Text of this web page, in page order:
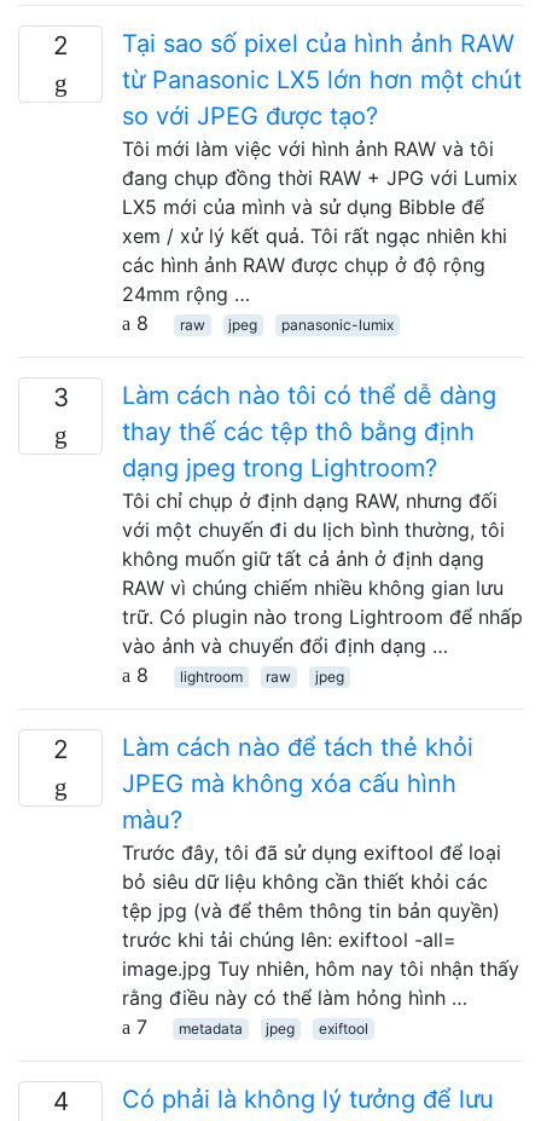
2
Tại sao số pixel của hình ảnh RAW
từ Panasonic LX5 lớn hơn một chút
so với JPEG được tạo?
Tôi mới làm việc với hình ảnh RAW và tôi
đang chụp đồng thời RAW + JPG với Lumix
LX5 mới của mình và sử dụng Bibble để
xem / xử lý kết quả. Tôi rất ngạc nhiên khi
các hình ảnh RAW được chụp ở độ rộng
24mm rộng …
8
raw jpeg panasonic-lumix
3
Làm cách nào tôi có thể dễ dàng
thay thế các tệp thô bằng định
dạng jpeg trong Lightroom?
Tôi chỉ chụp ở định dạng RAW, nhưng đối
với một chuyến đi du lịch bình thường, tôi
không muốn giữ tất cả ảnh ở định dạng
RAW vì chúng chiếm nhiều không gian lưu
trữ. Có plugin nào trong Lightroom để nhấp
vào ảnh và chuyển đổi định dạng …
8
lightroom raw jpeg
2
Làm cách nào để tách thẻ khỏi
JPEG mà không xóa cấu hình
màu?
Trước đây, tôi đã sử dụng exiftool để loại
bỏ siêu dữ liệu không cần thiết khỏi các
tệp jpg (và để thêm thông tin bản quyền)
trước khi tải chúng lên: exiftool -all=
image.jpg Tuy nhiên, hôm nay tôi nhận thấy
rằng điều này có thể làm hỏng hình …
7
metadata jpeg exiftool
4
Có phải là không lý tưởng để lưu